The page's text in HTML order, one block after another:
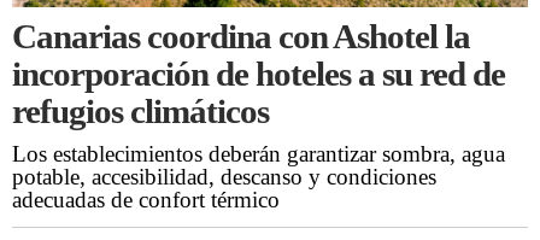
Canarias coordina con Ashotel la
incorporación de hoteles a su red de
refugios climáticos
Los establecimientos deberán garantizar sombra, agua
potable, accesibilidad, descanso y condiciones
adecuadas de confort térmico